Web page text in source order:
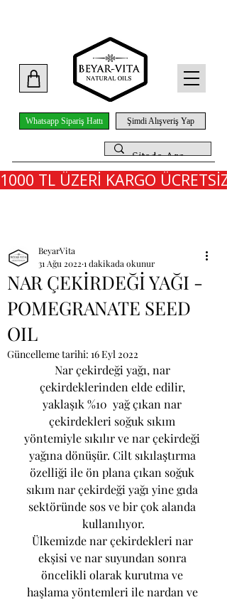
Whatsapp Sipariş Hattı Şimdi Alışveriş Yap
1000 TL ÜZERİ KARGO
NAR ÇEKİRDEĞİ YAĞI -
POMEGRANATE SEED
OIL
BeyarVita
31 Ağu 2022 1 dakikada okunur
Güncelleme tarihi: 16 Eyl 2022
Nar çekirdeği yağı, nar
çekirdeklerinden elde edilir,
yaklaşık %10  yağ çıkan nar
çekirdekleri soğuk sıkım
yöntemiyle sıkılır ve nar çekirdeği
yağına dönüşür. Cilt sıkılaştırma
özelliği ile ön plana çıkan soğuk
sıkım nar çekirdeği yağı yine gıda
sektöründe sos ve bir çok alanda
kullanılıyor.
Ülkemizde nar çekirdekleri nar
ekşisi ve nar suyundan sonra
öncelikli olarak kurutma ve
haşlama yöntemleri ile nardan ve